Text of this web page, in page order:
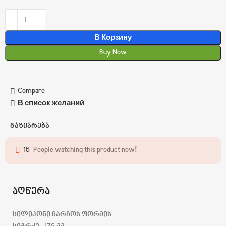
В Корзину
Buy Now
Compare
В список желаний
გაზიარება
16 People watching this product now!
აღწერა
სილიკონი ჩარჩოს ფორმის